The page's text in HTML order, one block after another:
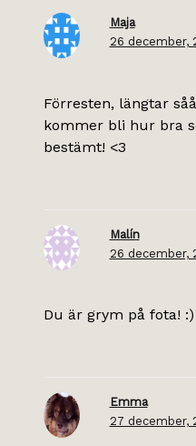
Maja
26 december,
Förresten, längtar
kommer bli hur bra
bestämt! <3
Malín
26 december,
Du är grym på fota! :)
Emma
27 december,